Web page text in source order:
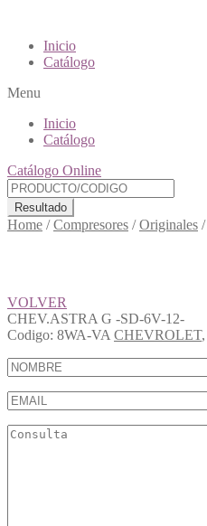
Inicio
Catálogo
Menu
Inicio
Catálogo
Catálogo Online
Resultado
Home /Compresores /Originales /
VOLVER
CHEV.ASTRA G -SD-6V-12-
Codigo: 8WA-VA CHEVROLET,